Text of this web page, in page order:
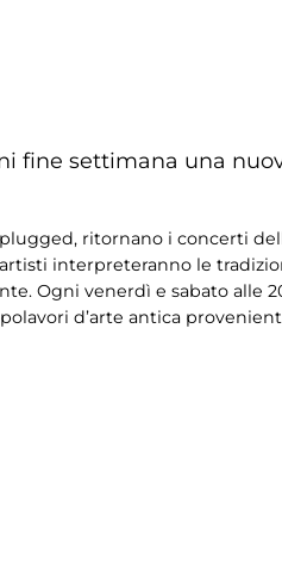
fine settimana una
ritornano i concerti
interpreteranno le
Ogni venerdì e sabato alle
d’arte antica